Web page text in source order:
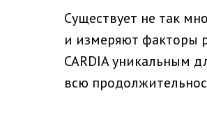
Существует не так
и измеряют факторы
CARDIA уникальным
всю